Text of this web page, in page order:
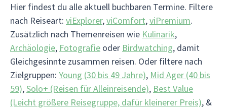
Hier findest du alle aktuell buchbaren Termine. Filtere
nach Reiseart: viExplorer,viComfort,viPremium.
Zusätzlich nach Themenreisen wie Kulinarik,
Archäologie, Fotografie oder Birdwatching, damit
Gleichgesinnte zusammen reisen. Oder filtere nach
Zielgruppen: Young (30 bis 49 Jahre), Mid Ager (40 bis
59),Solo+ (Reisen für Alleinreisende), Best Value
(Leicht größere Reisegruppe, dafür kleinerer Preis), &